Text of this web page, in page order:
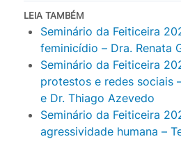
LEIA TAMBÉM
Seminário da Feiticeira
feminicídio – Dra. Renata
Seminário da Feiticeira
protestos e redes sociais
e Dr. Thiago Azevedo
Seminário da Feiticeira
agressividade humana –